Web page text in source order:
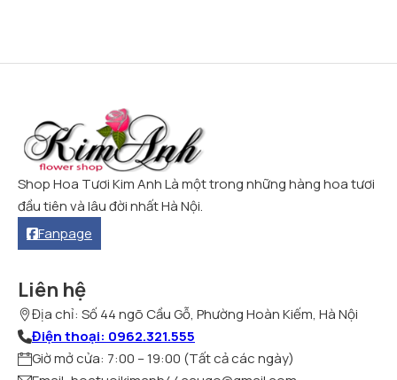
Shop Hoa Tươi Kim Anh Là một trong những hàng hoa tươi
đầu tiên và lâu đời nhất Hà Nội.
Fanpage
Liên hệ
Địa chỉ: Số 44 ngõ Cầu Gỗ, Phường Hoàn Kiếm, Hà Nội
Điện thoại: 0962.321.555
Giờ mở cửa: 7:00 – 19:00 (Tất cả các ngày)